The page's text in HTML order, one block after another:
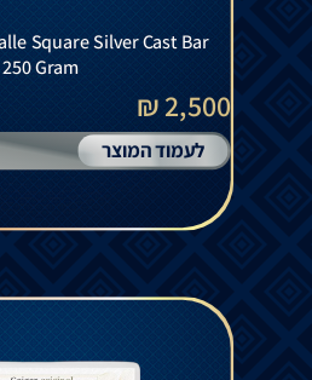
Square Silver Cast Bar
250 Gram
2,500 ₪
לעמוד המוצר